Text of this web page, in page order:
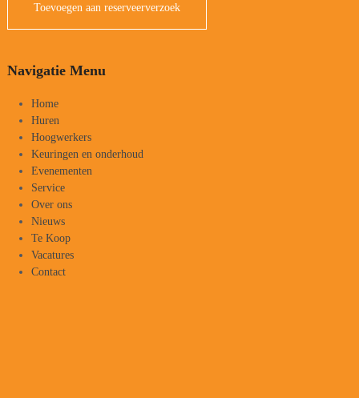
Toevoegen aan reserveerverzoek
Navigatie Menu
Home
Huren
Hoogwerkers
Keuringen en onderhoud
Evenementen
Service
Over ons
Nieuws
Te Koop
Vacatures
Contact